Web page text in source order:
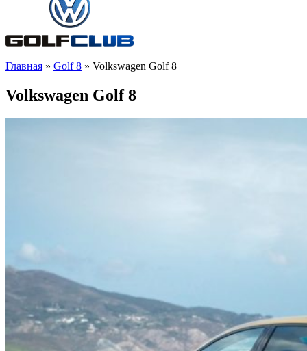
Главная » Golf 8 » Volkswagen Golf 8
Volkswagen Golf 8